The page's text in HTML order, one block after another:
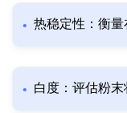
热稳定性：衡
白度：评估粉